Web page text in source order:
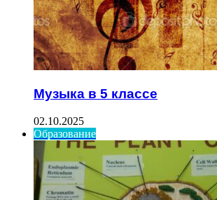
Музыка в 5 классе
02.10.2025
Образование